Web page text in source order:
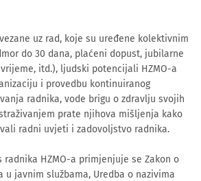
uz rad, koje su uređene kolektivnim
do 30 dana, plaćeni dopust, jubilarne
itd.), ljudski potencijali HZMO-a
i provedbu kontinuiranog
radnika, vode brigu o zdravlju svojih
prate njihova mišljenja kako
radni uvjeti i zadovoljstvo radnika.
HZMO-a primjenjuje se Zakon o
u javnim službama, Uredba o nazivima